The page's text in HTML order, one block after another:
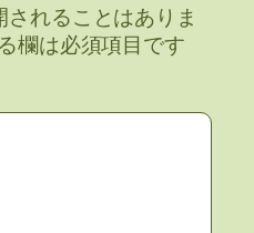
れることはありま
欄は必須項目です